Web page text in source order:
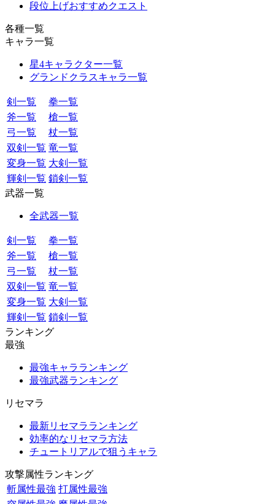
段位上げおすすめクエスト
各種一覧
キャラ一覧
星4キャラクター一覧
グランドクラスキャラ一覧
剣一覧
拳一覧
斧一覧
槍一覧
弓一覧
杖一覧
双剣一覧 竜一覧
変身一覧 大剣一覧
輝剣一覧 鎖剣一覧
武器一覧
全武器一覧
剣一覧
拳一覧
斧一覧
槍一覧
弓一覧
杖一覧
双剣一覧 竜一覧
変身一覧 大剣一覧
輝剣一覧 鎖剣一覧
ランキング
最強
最強キャラランキング
最強武器ランキング
リセマラ
最新リセマラランキング
効率的なリセマラ方法
チュートリアルで狙うキャラ
攻撃属性ランキング
斬属性最強 打属性最強